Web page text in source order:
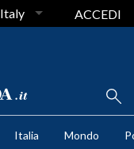
Italy ACCEDI
Italia Mondo